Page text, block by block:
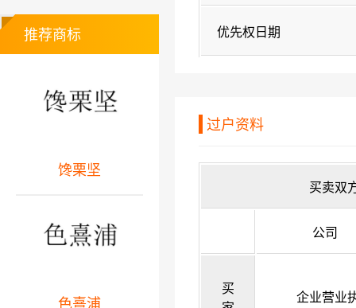
优先权日期
过户资料
买卖双
公司
买
企业营业
推荐商标
馋栗坚
色熹浦